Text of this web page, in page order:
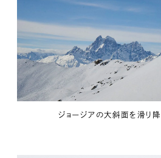
ジョージアの大斜面を滑り